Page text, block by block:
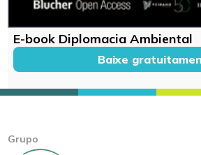
E-book Diplomacia Ambiental
Baixe
Grupo